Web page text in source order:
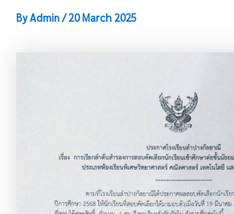
ByAdmin/20 March 2025